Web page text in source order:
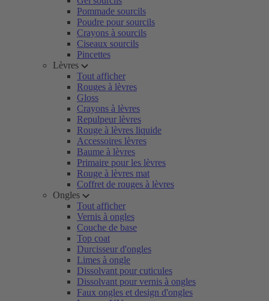
Pommade sourcils
Poudre pour sourcils
Crayons à sourcils
Ciseaux sourcils
Pincettes
Lèvres
Tout afficher
Rouges à lèvres
Gloss
Crayons à lèvres
Repulpeur lèvres
Rouge à lèvres liquide
Accessoires lèvres
Baume à lèvres
Primaire pour les lèvres
Rouge à lèvres mat
Coffret de rouges à lèvres
Ongles
Tout afficher
Vernis à ongles
Couche de base
Top coat
Durcisseur d'ongles
Limes à ongle
Dissolvant pour cuticules
Dissolvant pour vernis à ongles
Faux ongles et design d'ongles